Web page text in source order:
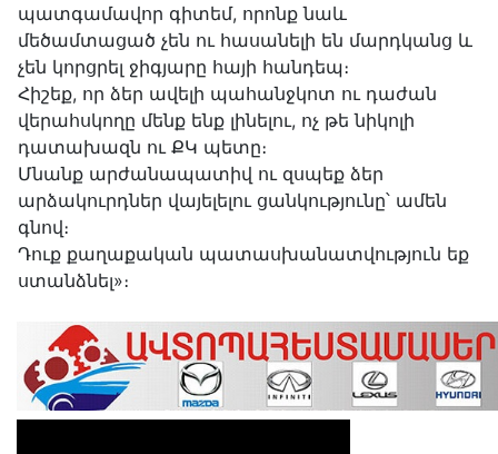
պատգամավոր գիտեմ, որոնք նաև
մեծամտացած չեն ու հասանելի են մարդկանց և
չեն կորցրել ջիգյարը հայի հանդեպ։
Հիշեք, որ ձեր ավելի պահանջկոտ ու դաժան
վերահսկողը մենք ենք լինելու, ոչ թե նիկոլի
դատախազն ու ՔԿ պետը։
Մնանք արժանապատիվ ու զսպեք ձեր
արձակուրդներ վայելելու ցանկությունը՝ ամեն
գնով։
Դուք քաղաքական պատասխանատվություն եք
ստանձնել»։